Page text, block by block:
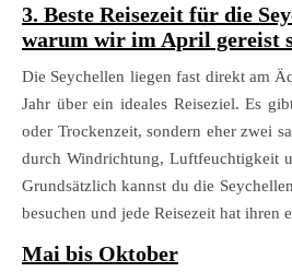
3. Beste Reisezeit für die
warum wir im April gereist
Die Seychellen liegen fast direkt am
Jahr über ein ideales Reiseziel. Es
oder Trockenzeit, sondern eher zwei
durch Windrichtung, Luftfeuchtigkeit
Grundsätzlich kannst du die
besuchen und jede Reisezeit hat ihren
Mai bis Oktober